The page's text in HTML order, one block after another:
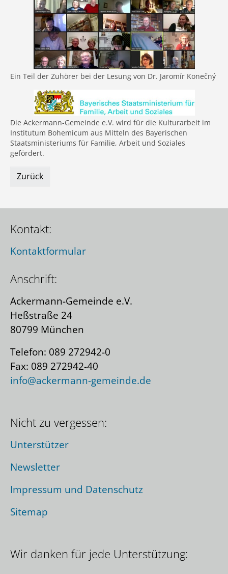
Ein Teil der Zuhörer bei der Lesung von Dr. Jaromír Konečný
Die Ackermann-Gemeinde e.V. wird für die Kulturarbeit im
Institutum Bohemicum aus Mitteln des Bayerischen
Staatsministeriums für Familie, Arbeit und Soziales
gefördert.
Zurück
Kontakt:
Kontaktformular
Anschrift:
Ackermann-Gemeinde e.V.
Heßstraße 24
80799 München
Telefon: 089 272942-0
Fax: 089 272942-40
info@ackermann-gemeinde.de
Wir danken für jede Unterstützung:
Nicht zu vergessen:
Unterstützer
Newsletter
Impressum und Datenschutz
Sitemap